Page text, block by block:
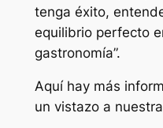
tenga éxito,
equilibrio perfecto
gastronomía”.
Aquí hay más
un vistazo a